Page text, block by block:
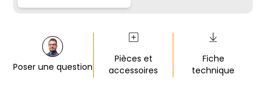
Poser une question
Pièces et
accessoires
Fiche
technique